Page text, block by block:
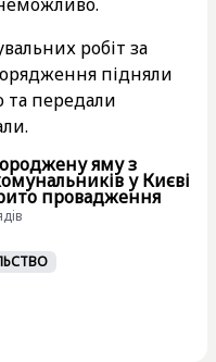
робіт за
підняли
та передали
яму з
у Києві
провадження